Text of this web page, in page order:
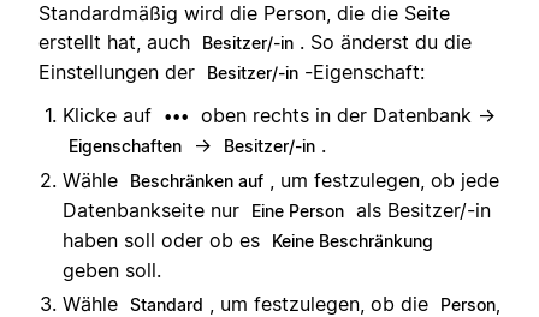
Standardmäßig wird die Person, die die Seite
erstellt hat, auch
Besitzer/-in . So änderst du die
Einstellungen der
Besitzer/-in -Eigenschaft:
Klicke auf
••• oben rechts in der Datenbank →
Eigenschaften → Besitzer/-in .
Wähle
Beschränken auf
, um festzulegen, ob jede
Datenbankseite nur
Eine Person als Besitzer/-in
haben soll oder ob es
Keine Beschränkung
geben soll.
Wähle Standard , um festzulegen, ob die
Person,